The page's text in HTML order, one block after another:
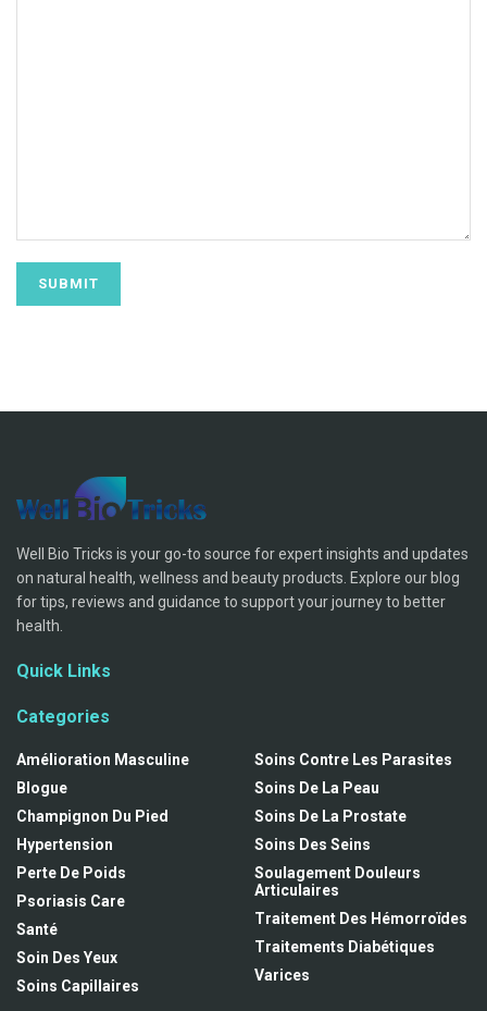
Well Bio Tricks is your go-to source for expert insights and updates
on natural health, wellness and beauty products. Explore our blog
for tips, reviews and guidance to support your journey to better
health.
Quick Links
Categories
Amélioration Masculine
Blogue
Champignon Du Pied
Hypertension
Perte De Poids
Psoriasis Care
Santé
Soin Des Yeux
Soins Capillaires
Soins Contre Les Parasites
Soins De La Peau
Soins De La Prostate
Soins Des Seins
Soulagement Douleurs
Articulaires
Traitement Des Hémorroïdes
Traitements Diabétiques
Varices